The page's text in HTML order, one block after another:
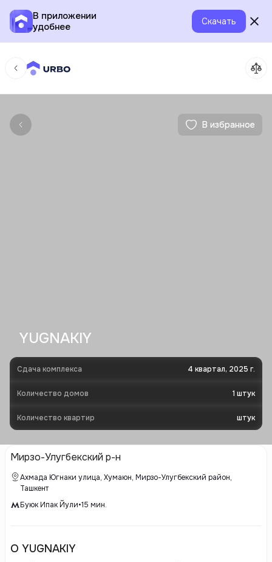
В приложении
удобнее
Скачать
В избранное
YUGNAKIY
Сдача комплекса 4 квартал, 2025 г.
Количество домов 1 штук
Количество квартир штук
Мирзо-Улугбекский р-н
Ахмада Югнаки улица, Хумаюн, Мирзо-Улугбекский район,
Ташкент
Буюк Ипак Йули•15 мин.
О YUGNAKIY